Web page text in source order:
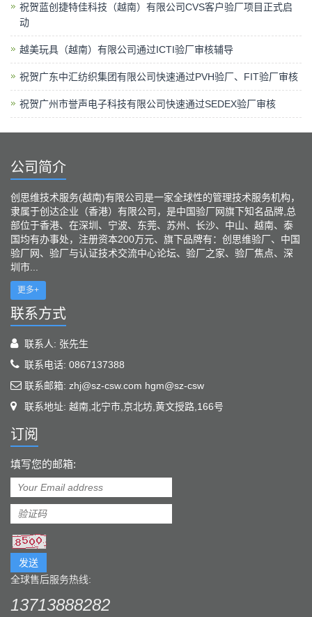
祝贺蓝创捷特佳科技（越南）有限公司CVS客户验厂项目正式启
动
越美玩具（越南）有限公司通过ICTI验厂审核辅导
祝贺广东中汇纺织集团有限公司快速通过PVH验厂、FIT验厂审核
祝贺广州市誉声电子科技有限公司快速通过SEDEX验厂审核
公司简介
创思维技术服务(越南)有限公司是一家全球性的管理技术服务机构，
隶属于创达企业（香港）有限公司，是中国验厂网旗下知名品牌,总
部位于香港、在深圳、宁波、东莞、苏州、长沙、中山、越南、泰
国均有办事处，注册资本200万元、旗下品牌有：创思维验厂、中国
验厂网、验厂与认证技术交流中心论坛、验厂之家、验厂焦点、深
圳市...
更多+
联系方式
联系人: 张先生
联系电话: 0867137388
联系邮箱: zhj@sz-csw.com hgm@sz-csw
联系地址: 越南,北宁市,京北坊,黄文授路,166号
订阅
填写您的邮箱:
发送
全球售后服务热线:
13713888282